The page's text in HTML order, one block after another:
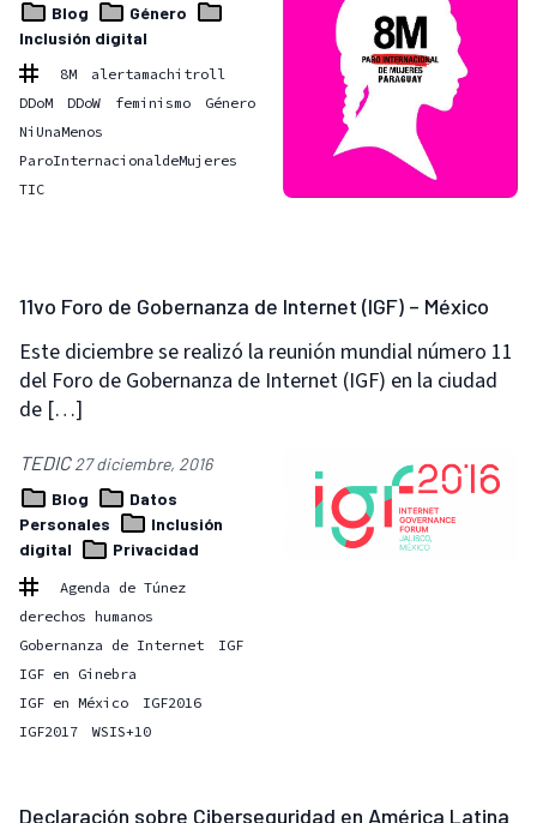
Blog
Género
Inclusión digital
8M
alertamachitroll
DDoM
DDoW feminismo
Género
NiUnaMenos
ParoInternacionaldeMujeres
TIC
11vo Foro de Gobernanza de Internet (IGF) – México
Este diciembre se realizó la reunión mundial número 11
del Foro de Gobernanza de Internet (IGF) en la ciudad
de […]
TEDIC27 diciembre, 2016
Blog
Datos
Personales
Inclusión
digital
Privacidad
Agenda de Túnez
derechos humanos
Gobernanza de Internet
IGF
IGF en Ginebra
IGF en México
IGF2016
IGF2017
WSIS+10
Declaración sobre Ciberseguridad en América Latina